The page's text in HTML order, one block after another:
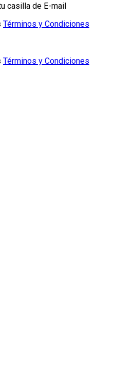
casilla de E-mail
Términos y Condiciones
Términos y Condiciones